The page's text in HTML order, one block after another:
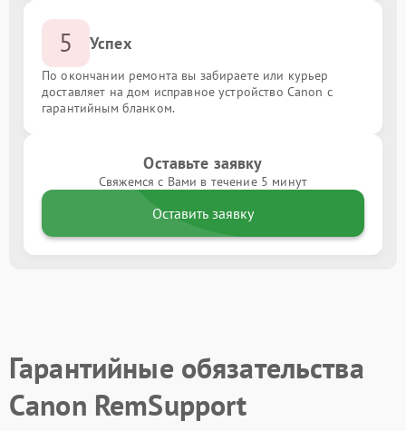
5 Успех
По окончании ремонта вы забираете или курьер
доставляет на дом исправное устройство Canon с
гарантийным бланком.
Оставьте заявку
Свяжемся с Вами в течение 5 минут
Оставить заявку
Гарантийные обязательства
Canon RemSupport